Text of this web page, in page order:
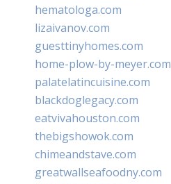
hematologa.com
lizaivanov.com
guesttinyhomes.com
home-plow-by-meyer.com
palatelatincuisine.com
blackdoglegacy.com
eatvivahouston.com
thebigshowok.com
chimeandstave.com
greatwallseafoodny.com